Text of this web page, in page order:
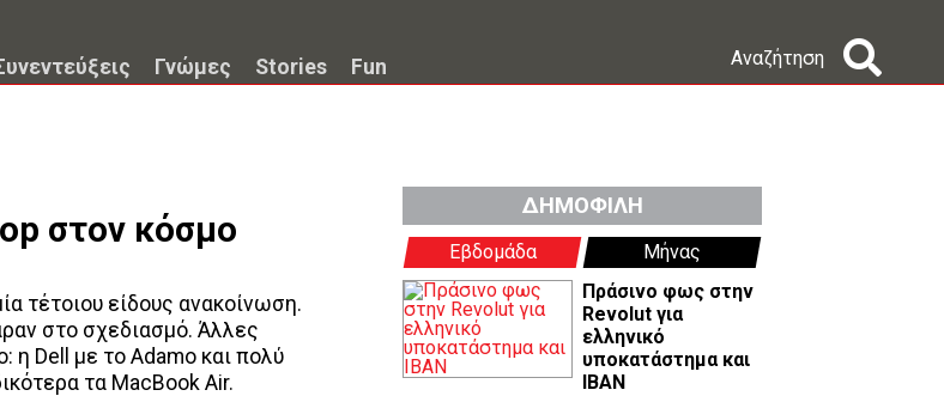
Γνώμες Stories Fun Αναζήτηση
στον κόσμο
τέτοιου είδους ανακοίνωση.
στο σχεδιασμό. Άλλες
η Dell με το Adamo και πολύ
τα MacBook Air.
ΔΗΜΟΦΙΛΗ
Εβδομάδα
Μήνας
Πράσινο φως στην
Revolut για
ελληνικό
υποκατάστημα και
IBAN